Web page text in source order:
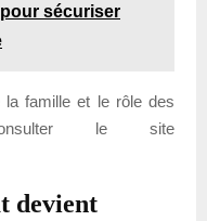
sécuriser
famille et le rôle des
le site
devient